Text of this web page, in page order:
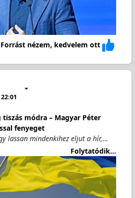
Forrást nézem, kedvelem ott
tiszás módra – Magyar Péter
fenyeget
lassan mindenkihez eljut a hír,…
Folytatódik...